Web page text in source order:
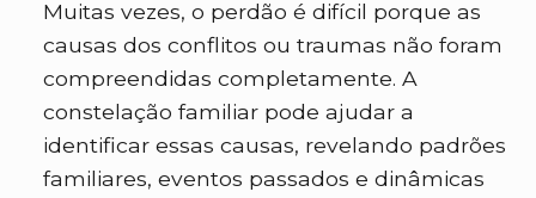
Muitas vezes, o perdão é difícil porque as
causas dos conflitos ou traumas não foram
compreendidas completamente. A
constelação familiar pode ajudar a
identificar essas causas, revelando padrões
familiares, eventos passados e dinâmicas